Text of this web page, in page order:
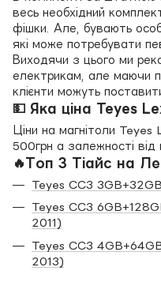
весь необхідний
фішки. Але, бувають
які може потребувати
Виходячи з цього ми
електрикам, але маючи
клієнти можуть
💵 Яка ціна Teyes
Ціни на магнітоли
500грн а залежності від
🔥Топ 3 Тіайс на
Teyes CC3
Teyes CC3
2011)
Teyes CC3
2013)